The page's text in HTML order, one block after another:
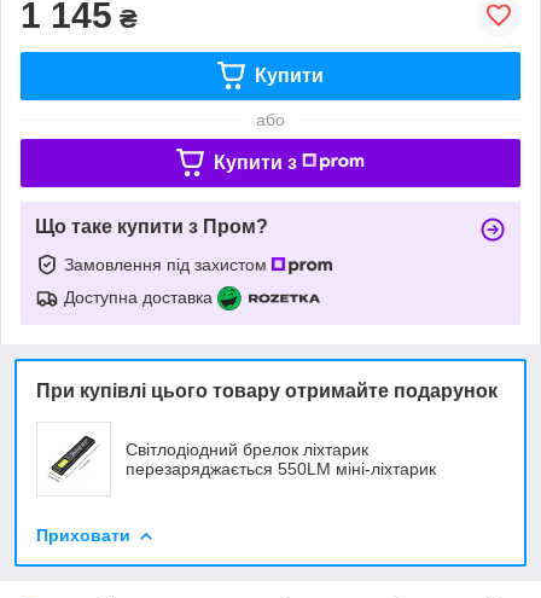
1 145 ₴
Купити
або
Купити з
Що таке купити з Пром?
Замовлення під захистом
Доступна доставка
При купівлі цього товару отримайте подарунок
Світлодіодний брелок ліхтарик
перезаряджається 550LM міні-ліхтарик
Приховати